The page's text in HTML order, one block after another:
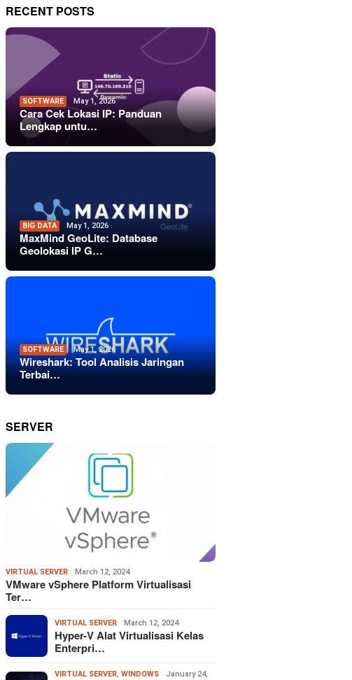
RECENT POSTS
SOFTWARE May 1, 2026
Cara Cek Lokasi IP: Panduan
Lengkap untu…
BIG DATA May 1, 2026
MaxMind GeoLite: Database
Geolokasi IP G…
SOFTWARE May 1, 2026
Wireshark: Tool Analisis Jaringan
Terbai…
SERVER
VIRTUAL SERVER March 12, 2024
VMware vSphere Platform Virtualisasi
Ter…
VIRTUAL SERVER March 12, 2024
Hyper-V Alat Virtualisasi Kelas
Enterpri…
VIRTUAL SERVER,WINDOWS
January 24,